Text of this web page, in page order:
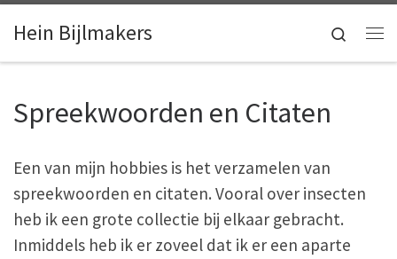
Skip to content
Hein Bijlmakers
Search
Spreekwoorden en Citaten
Een van mijn hobbies is het verzamelen van
spreekwoorden en citaten. Vooral over insecten
heb ik een grote collectie bij elkaar gebracht.
Inmiddels heb ik er zoveel dat ik er een aparte